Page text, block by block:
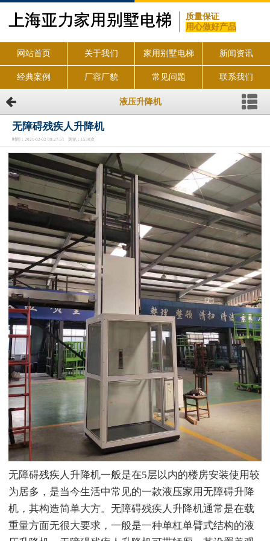
质量保证
用心做好产品
网站首页 关于我们 家用别墅电梯 新闻资讯
经典案例 厂容厂貌 常见问题 联系我们
液压升降机
无障碍残疾人升降机
时间：2021-02-02 09:27:51 浏览：1530次
无障碍残疾人升降机一般是在5层以内的楼房安装使用较
为居多，是当今生活中常见的一款液压家用无障碍升降
机，其构造简单大方。无障碍残疾人升降机通常是在载
重量方面无很大要求，一般是一种单杠单臂式结构的液